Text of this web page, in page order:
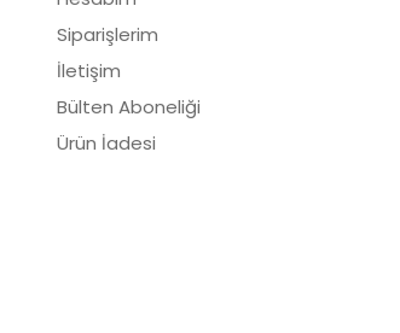
Siparişlerim
İletişim
Bülten Aboneliği
Ürün İadesi